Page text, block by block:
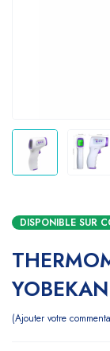
DISPONIBLE SUR
YOBEKAN
Ajouter votre